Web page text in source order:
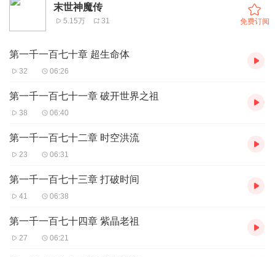
末世神魔传
5.15万 31 免费订阅
第一千一百七十章 超生命体
32 06:26
第一千一百七十一章 破开世界之祖
38 06:40
第一千一百七十二章 时空洪流
23 06:31
第一千一百七十三章 打破时间
41 06:38
第一千一百七十四章 紫晶老祖
27 06:21